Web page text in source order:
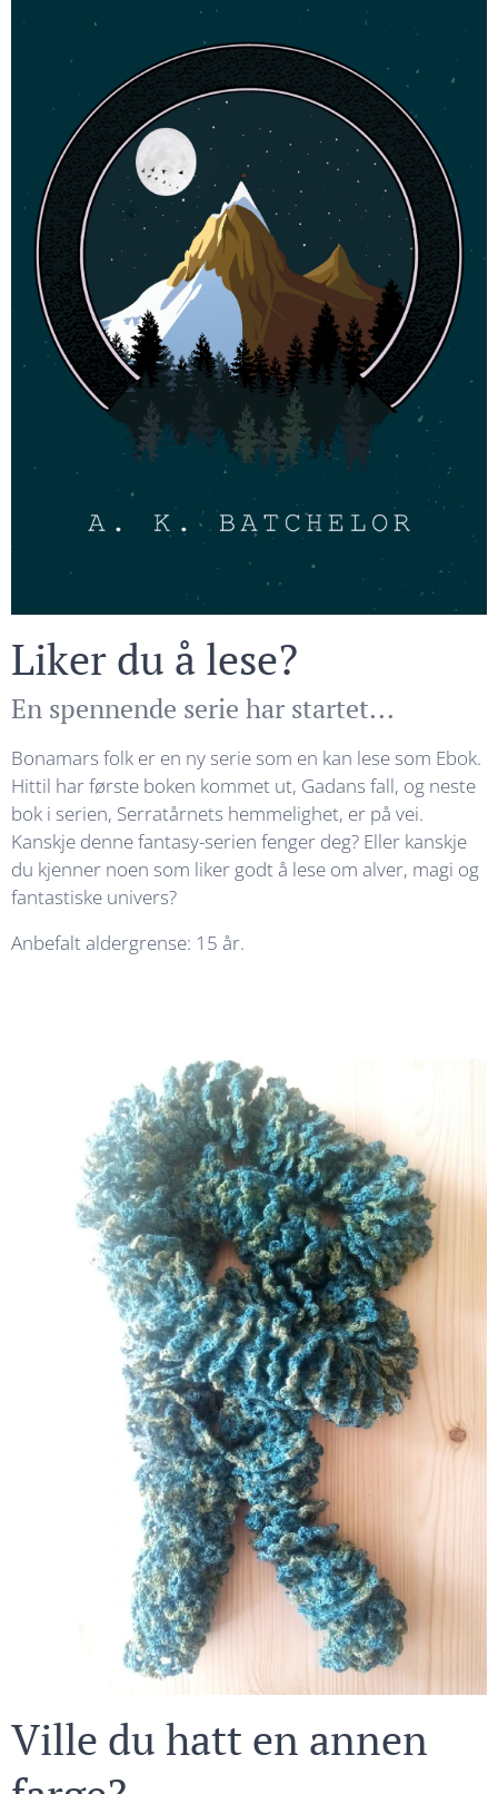
Liker du å lese?
En spennende serie har startet...
Bonamars folk er en ny serie som en kan lese som Ebok.
Hittil har første boken kommet ut, Gadans fall, og neste
bok i serien, Serratårnets hemmelighet, er på vei.
Kanskje denne fantasy-serien fenger deg? Eller kanskje
du kjenner noen som liker godt å lese om alver, magi og
fantastiske univers?
Anbefalt aldergrense: 15 år.
Ville du hatt en annen